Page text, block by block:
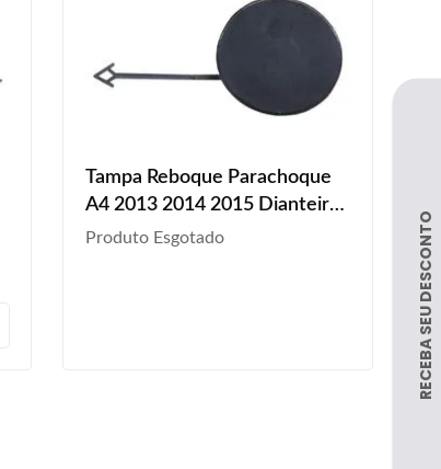
Tampa Reboque Parachoque
A4 2013 2014 2015 Dianteiro
Preto Liso
Produto Esgotado